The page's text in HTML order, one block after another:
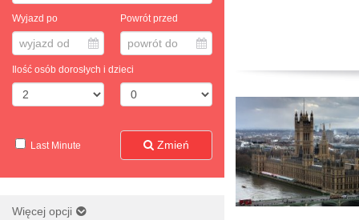
Wyjazd po
wyjazd od
Powrót przed
powrót do
Ilość osób dorosłych i dzieci
Last Minute Zmień
Więcej opcji